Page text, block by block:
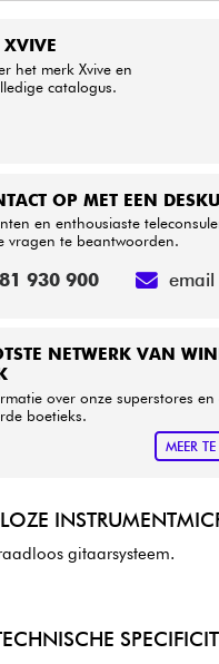
toebehoren
Bekijk onze merken
XVIVE
het merk Xvive en
catalogus.
NETWERK VAN
over onze superstores en
boetieks.
MEER
OP MET EEN
en enthousiaste
vragen te beantwoorden.
930 900 email
gitaarsysteem.